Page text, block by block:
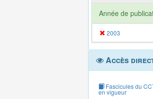
Année de
2003
Accès
Fascicules du
en vigueur